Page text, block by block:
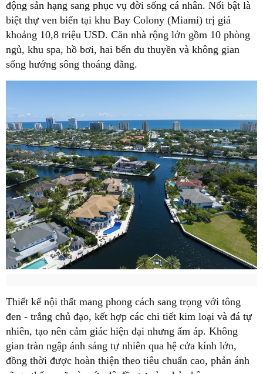
động sản hạng sang phục vụ đời sống cá nhân. Nổi bật là
biệt thự ven biển tại khu Bay Colony (Miami) trị giá
khoảng 10,8 triệu USD. Căn nhà rộng lớn gồm 10 phòng
ngủ, khu spa, hồ bơi, hai bến du thuyền và không gian
sống hướng sông thoáng đãng.
Thiết kế nội thất mang phong cách sang trọng với tông
đen - trắng chủ đạo, kết hợp các chi tiết kim loại và đá tự
nhiên, tạo nên cảm giác hiện đại nhưng ấm áp. Không
gian tràn ngập ánh sáng tự nhiên qua hệ cửa kính lớn,
đồng thời được hoàn thiện theo tiêu chuẩn cao, phản ánh